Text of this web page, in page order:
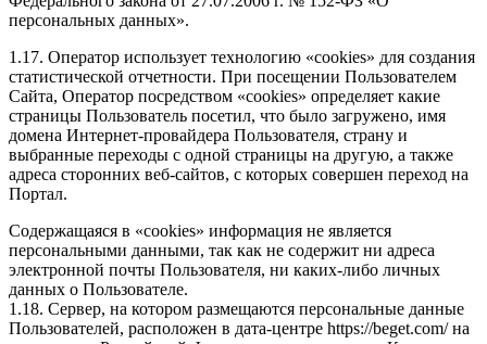
персональных данных».
1.17. Оператор использует технологию «cookies» для создания
статистической отчетности. При посещении Пользователем
Сайта, Оператор посредством «cookies» определяет какие
страницы Пользователь посетил, что было загружено, имя
домена Интернет-провайдера Пользователя, страну и
выбранные переходы с одной страницы на другую, а также
адреса сторонних веб-сайтов, с которых совершен переход на
Портал.
Содержащаяся в «cookies» информация не является
персональными данными, так как не содержит ни адреса
электронной почты Пользователя, ни каких-либо личных
данных о Пользователе.
1.18. Сервер, на котором размещаются персональные данные
Пользователей, расположен в дата-центре https://beget.com/ на